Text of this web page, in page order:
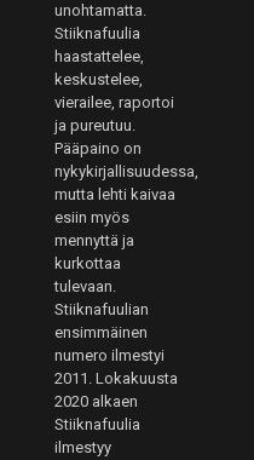
unohtamatta.
Stiiknafuulia
haastattelee,
keskustelee,
vierailee, raportoi
ja pureutuu.
Pääpaino on
nykykirjallisuudessa,
mutta lehti kaivaa
esiin myös
mennyttä ja
kurkottaa
tulevaan.
Stiiknafuulian
ensimmäinen
numero ilmestyi
2011. Lokakuusta
2020 alkaen
Stiiknafuulia
ilmestyy